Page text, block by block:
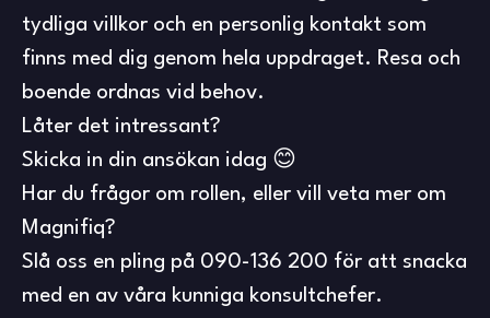
tydliga villkor och en personlig kontakt som
finns med dig genom hela uppdraget. Resa och
boende ordnas vid behov.
Låter det intressant?
Skicka in din ansökan idag 😊
Har du frågor om rollen, eller vill veta mer om
Magnifiq?
Slå oss en pling på 090-136 200 för att snacka
med en av våra kunniga konsultchefer.